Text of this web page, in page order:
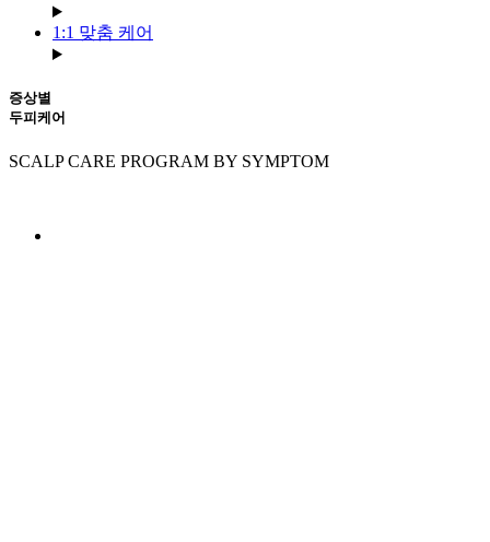
1:1 맞춤 케어
증상별
두피케어
SCALP CARE PROGRAM BY SYMPTOM